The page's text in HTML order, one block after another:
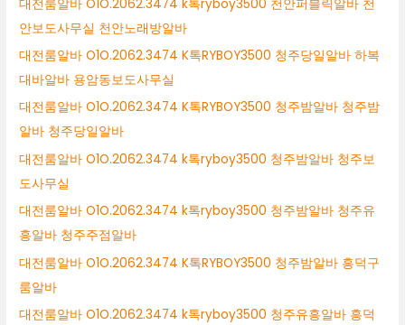
대전룸알바 O1O.2062.3474 k톡ryboy3500 천안퍼블릭알바 천
안보도사무실 천안노래방알바
대전룸알바 O1O.2062.3474 K톡RYBOY3500 청주당일알바 하복
대바알바 용암동보도사무실
대전룸알바 O1O.2062.3474 K톡RYBOY3500 청주밤알바 청주밤
알바 청주당일알바
대전룸알바 O1O.2062.3474 k톡ryboy3500 청주밤알바 청주보
도사무실
대전룸알바 O1O.2062.3474 k톡ryboy3500 청주밤알바 청주유
흥알바 청주주점알바
대전룸알바 O1O.2062.3474 K톡RYBOY3500 청주밤알바 흥덕구
룸알바
대전룸알바 O1O.2062.3474 k톡ryboy3500 청주유흥알바 흥덕